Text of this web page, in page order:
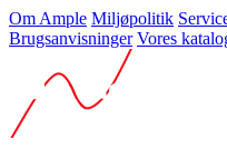
Om Ample Miljøpolitik
Brugsanvisninger Vores